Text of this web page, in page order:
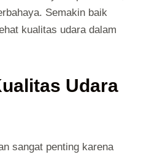
Semakin baik
kualitas udara dalam
Udara
sangat penting karena